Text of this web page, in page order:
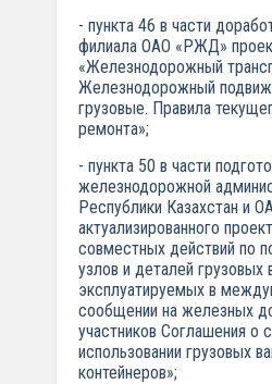
- пункта 46 в части
филиала ОАО «РЖД»
«Железнодорожный
Железнодорожный
грузовые. Правила
ремонта»;
- пункта 50 в части
железнодорожной
Республики Казахстан и
актуализированного
совместных действий по
узлов и деталей грузовых
эксплуатируемых в
сообщении на железных
участников Соглашения о
использовании грузовых
контейнеров»;